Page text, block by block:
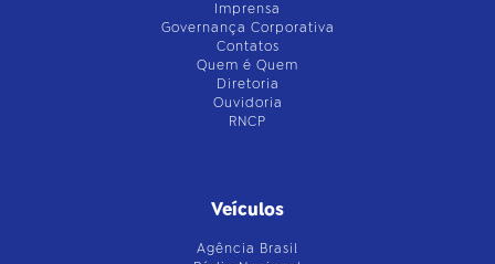
Imprensa
Governança Corporativa
Contatos
Quem é Quem
Diretoria
Ouvidoria
RNCP
Veículos
Agência Brasil